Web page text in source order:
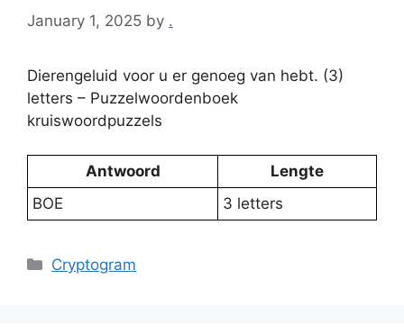
January 1, 2025 by .
Dierengeluid voor u er genoeg van hebt. (3)
letters – Puzzelwoordenboek
kruiswoordpuzzels
Antwoord
Lengte
BOE
3 letters
Categories
Cryptogram